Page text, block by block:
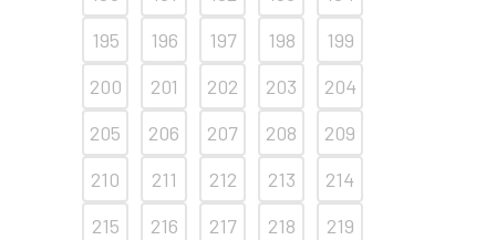
195
196 197 198
199
200
201 202 203
204
205
206 207 208
209
210
211 212 213
214
215
216 217 218
219